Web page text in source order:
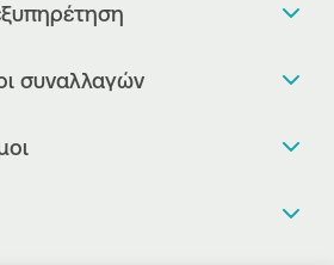
στις συναλλαγές, έφτασε!
συναλλαγών
περί τελών